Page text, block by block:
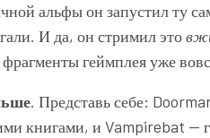
альфы он запустил ту
И да, он стримил это
геймплея уже
. Представь себе:
книгами, и Vampirebat —